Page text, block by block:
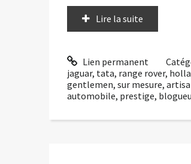
Lire la suite
Lien permanent
jaguar, tata, range rover,
gentlemen, sur mesure,
automobile, prestige,